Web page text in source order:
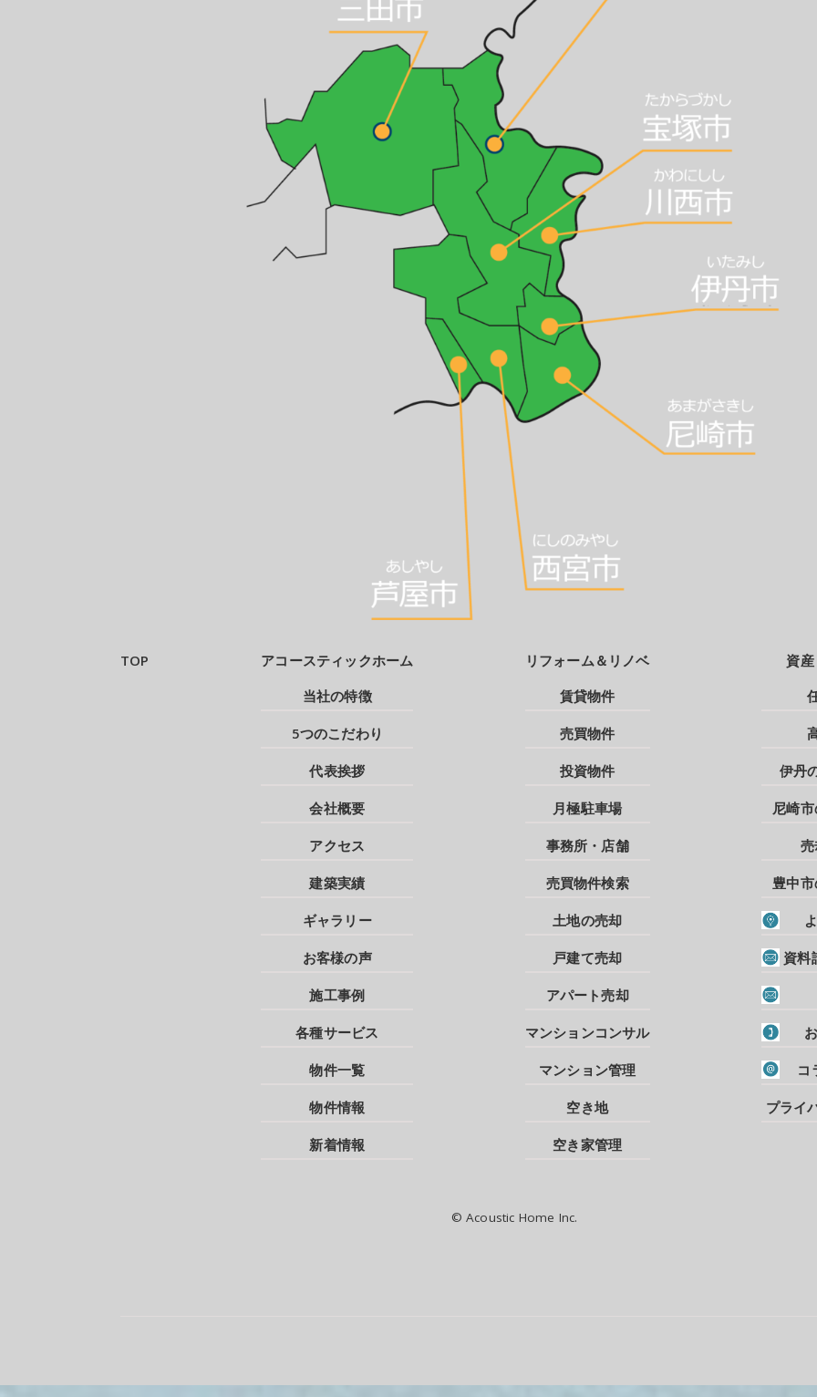
TOP
アコースティックホーム
当社の特徴
5つのこだわり
代表挨拶
会社概要
アクセス
建築実績
ギャラリー
お客様の声
施工事例
各種サービス
物件一覧
物件情報
新着情報
リフォーム＆リノベ
賃貸物件
売買物件
投資物件
月極駐車場
事務所・店舗
売買物件検索
土地の売却
戸建て売却
アパート売却
マンションコンサル
マンション管理
空き地
空き家管理
資
伊丹
尼崎
豊中
資料
コ
プライ
© Acoustic Home Inc.